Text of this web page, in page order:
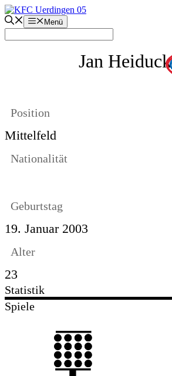
Zum
Inhalt
springen
Menü
Jan Heiduck
Position
Mittelfeld
Nationalität
Geburtstag
19. Januar 2003
Alter
23
Statistik
Spiele